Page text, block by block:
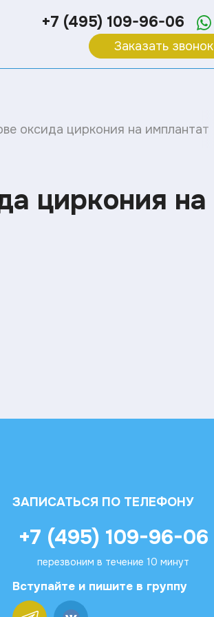
+7 (495) 109-96-06
Заказать звонок
оксида циркония на имплантат
циркония на
ЗАПИСАТЬСЯ ПО ТЕЛЕФОНУ
+7 (495) 109-96-06
перезвоним в течение 10 минут
Вступайте и пишите в группу